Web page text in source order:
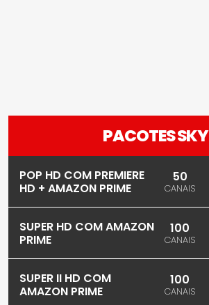
PACOTES SKY
POP HD COM PREMIERE
HD + AMAZON PRIME
50
CANAIS
SUPER HD COM AMAZON
PRIME
100
CANAIS
SUPER II HD COM
AMAZON PRIME
100
CANAIS